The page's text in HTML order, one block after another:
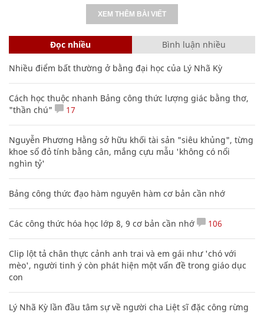
XEM THÊM BÀI VIẾT
Đọc nhiều Bình luận nhiều
Nhiều điểm bất thường ở bằng đại học của Lý Nhã Kỳ
Cách học thuộc nhanh Bảng công thức lượng giác bằng thơ,
"thần chú"
17
Nguyễn Phương Hằng sở hữu khối tài sản "siêu khủng", từng
khoe sổ đỏ tính bằng cân, mắng cựu mẫu 'không có nổi
nghìn tỷ'
Bảng công thức đạo hàm nguyên hàm cơ bản cần nhớ
Các công thức hóa học lớp 8, 9 cơ bản cần nhớ 106
Clip lột tả chân thực cảnh anh trai và em gái như 'chó với
mèo', người tinh ý còn phát hiện một vấn đề trong giáo dục
con
Lý Nhã Kỳ lần đầu tâm sự về người cha Liệt sĩ đặc công rừng